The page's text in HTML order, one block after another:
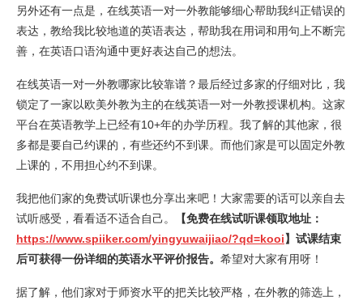
另外还有一点是，在线英语一对一外教能够细心帮助我纠正错误的
表达，教给我比较地道的英语表达，帮助我在用词和用句上不断完
善，在英语口语沟通中更好表达自己的想法。
在线英语一对一外教哪家比较靠谱？最后经过多家的仔细对比，我
锁定了一家以欧美外教为主的在线英语一对一外教授课机构。这家
平台在英语教学上已经有10+年的办学历程。我了解的其他家，很
多都是要自己约课的，有些还约不到课。而他们家是可以固定外教
上课的，不用担心约不到课。
我把他们家的免费试听课也分享出来吧！大家需要的话可以亲自去
试听感受，看看适不适合自己。
【免费在线试听课领取地址：
https://www.spiiker.com/yingyuwaijiao/?qd=kooi】试课结束
后可获得一份详细的英语水平评价报告。 希望对大家有用呀！
据了解，他们家对于师资水平的把关比较严格，在外教的筛选上，